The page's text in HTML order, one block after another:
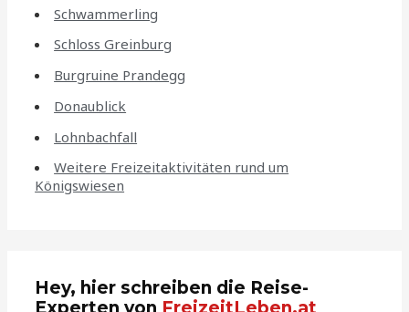
Schwammerling
Schloss Greinburg
Burgruine Prandegg
Donaublick
Lohnbachfall
Weitere Freizeitaktivitäten rund um
Königswiesen
Hey, hier schreiben die Reise-
Experten von FreizeitLeben.at